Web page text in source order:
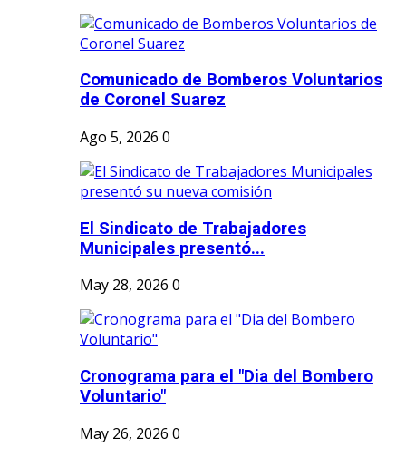
Comunicado de Bomberos Voluntarios
de Coronel Suarez
Ago 5, 2026 0
El Sindicato de Trabajadores
Municipales presentó...
May 28, 2026 0
Cronograma para el "Dia del Bombero
Voluntario"
May 26, 2026 0